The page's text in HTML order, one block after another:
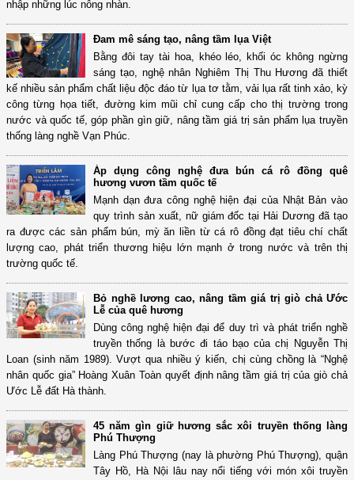
nhập những lúc nông nhàn.
Đam mê sáng tạo, nâng tầm lụa Việt
Bằng đôi tay tài hoa, khéo léo, khối óc không ngừng
sáng tạo, nghệ nhân Nghiêm Thị Thu Hương đã thiết
kế nhiều sản phẩm chất liệu độc đáo từ lụa tơ tằm, vải lụa rất tinh xảo, kỳ
công từng họa tiết, đường kim mũi chỉ cung cấp cho thị trường trong
nước và quốc tế, góp phần gìn giữ, nâng tầm giá trị sản phẩm lụa truyền
thống làng nghề Vạn Phúc.
Áp dụng công nghệ đưa bún cá rô đồng quê
hương vươn tầm quốc tế
Mạnh dạn đưa công nghệ hiện đại của Nhật Bản vào
quy trình sản xuất, nữ giám đốc tại Hải Dương đã tạo
ra được các sản phẩm bún, mỳ ăn liền từ cá rô đồng đạt tiêu chí chất
lượng cao, phát triển thương hiệu lớn mạnh ở trong nước và trên thị
trường quốc tế.
Bỏ nghề lương cao, nâng tầm giá trị giò chả Ước
Lễ của quê hương
Dùng công nghệ hiện đại để duy trì và phát triển nghề
truyền thống là bước đi táo bạo của chị Nguyễn Thị
Loan (sinh năm 1989). Vượt qua nhiều ý kiến, chị cùng chồng là “Nghệ
nhân quốc gia” Hoàng Xuân Toàn quyết định nâng tầm giá trị của giò chả
Ước Lễ đất Hà thành.
45 năm gìn giữ hương sắc xôi truyền thống làng
Phú Thượng
Làng Phú Thượng (nay là phường Phú Thượng), quận
Tây Hồ, Hà Nội lâu nay nổi tiếng với món xôi truyền